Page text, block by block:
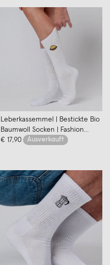
Leberkassemmel | Bestickte Bio
Baumwoll Socken | Fashion
Drinks
€ 17,90 Ausverkauft